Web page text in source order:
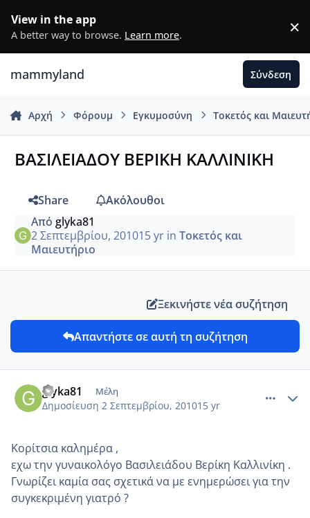
View in the app
A better way to browse. Learn more. ×
mammyland Σύνδεση
Αρχή Φόρουμ Εγκυμοσύνη Τοκετός και
ΒΑΣΙΛΕΙΑΔΟΥ ΒΕΡΙΚΗ ΚΑΛΛΙΝΙΚΗ
Share
Ακόλουθοι
Από glyka81
2 Σεπτεμβρίου, 201015 yrin Τοκετός και
Μαιευτήριο
Ξεκινήστε νέα συζήτηση
Απαντήστε σε αυτή τη συζήτηση
glyka81 Μέλη
Δημοσίευση 2 Σεπτεμβρίου, 201015 yr
Kορίτσια καλημέρα ,
εχω την γυναικολόγο Βασιλειάδου Βερίκη Καλλινίκη .
Γνωρίζει καμία σας σχετικά να με ενημερώσει για την
συγκεκριμένη γιατρό ?